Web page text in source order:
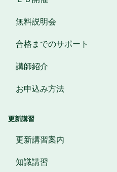
無料説明会
合格までのサポート
講師紹介
お申込み方法
更新講習
更新講習案内
知識講習